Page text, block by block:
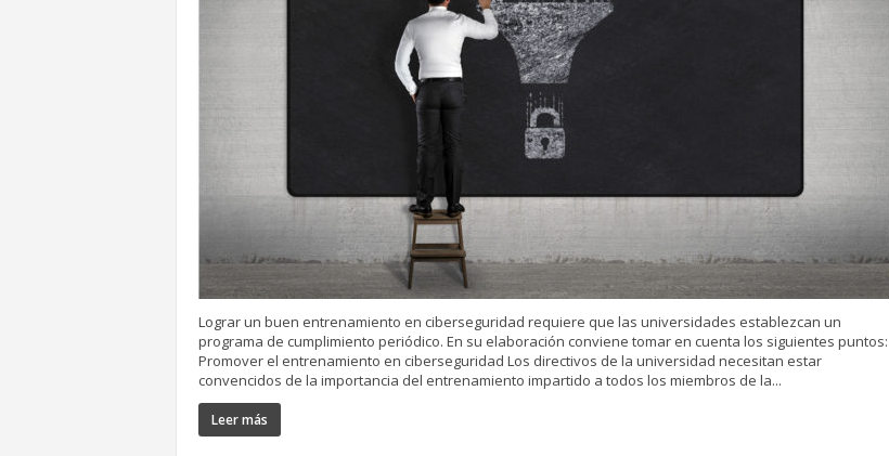
Lograr un buen entrenamiento en ciberseguridad requiere que las universidades establezcan un
programa de cumplimiento periódico. En su elaboración conviene tomar en cuenta los siguientes puntos:
Promover el entrenamiento en ciberseguridad Los directivos de la universidad necesitan estar
convencidos de la importancia del entrenamiento impartido a todos los miembros de la...
Leer más